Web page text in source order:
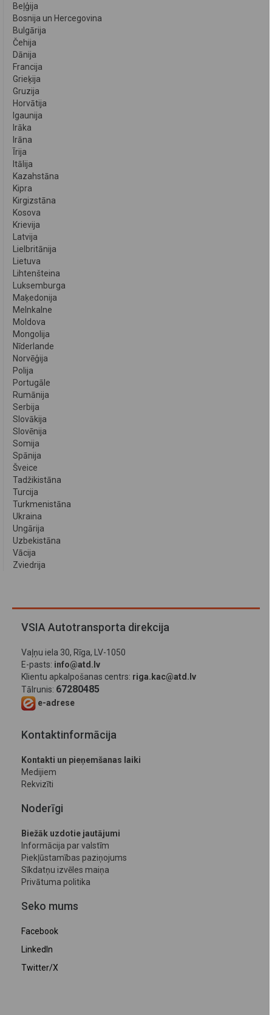
Beļģija
Bosnija un Hercegovina
Bulgārija
Čehija
Dānija
Francija
Grieķija
Gruzija
Horvātija
Igaunija
Irāka
Irāna
Īrija
Itālija
Kazahstāna
Kipra
Kirgizstāna
Kosova
Krievija
Latvija
Lielbritānija
Lietuva
Lihtenšteina
Luksemburga
Maķedonija
Melnkalne
Moldova
Mongolija
Nīderlande
Norvēģija
Polija
Portugāle
Rumānija
Serbija
Slovākija
Slovēnija
Somija
Spānija
Šveice
Tadžikistāna
Turcija
Turkmenistāna
Ukraina
Ungārija
Uzbekistāna
Vācija
Zviedrija
VSIA Autotransporta direkcija
Vaļņu iela 30, Rīga, LV-1050
E-pasts: info@atd.lv
Klientu apkalpošanas centrs: riga.kac@atd.lv
Tālrunis: 67280485
e-adrese
Kontaktinformācija
Kontakti un pieņemšanas laiki
Medijiem
Rekvizīti
Noderīgi
Biežāk uzdotie jautājumi
Informācija par valstīm
Piekļūstamības paziņojums
Sīkdatņu izvēles maiņa
Privātuma politika
Seko mums
Facebook
LinkedIn
Twitter/X